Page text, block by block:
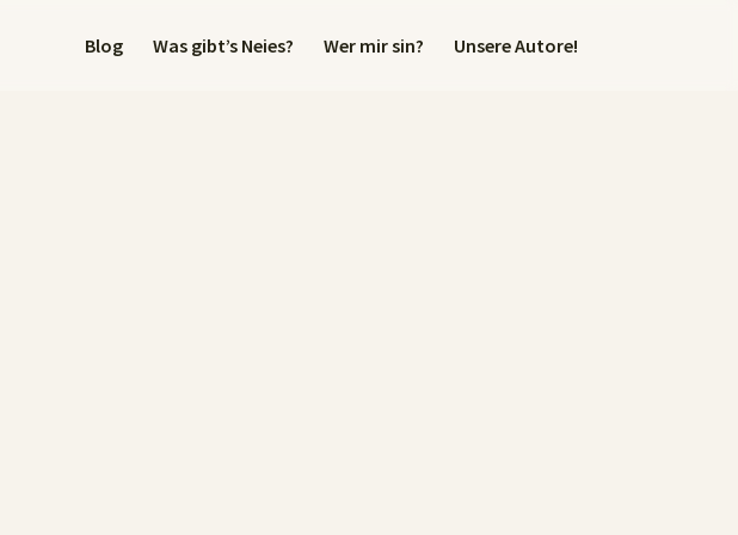
Blog Was gibt’s Neies? Wer mir sin? Unsere Autore!